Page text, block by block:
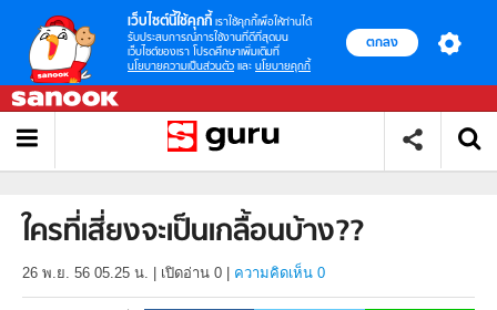
เว็บไซต์นี้ใช้คุกกี้ เราใช้คุกกี้เพื่อให้ท่านได้
รับประสบการณ์การใช้งานที่ดีที่สุดบน
เว็บไซต์ของเรา โปรดศึกษาเพิ่มเติมที่
นโยบายความเป็นส่วนตัว และ นโยบายคุกกี้
ตกลง
ใครที่เสี่ยงจะเป็นเกลื้อนบ้าง??
26 พ.ย. 56 05.25 น. เปิดอ่าน 0 ความคิดเห็น 0